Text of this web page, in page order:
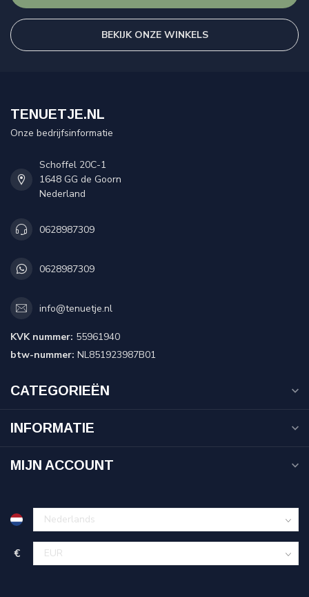
BEKIJK ONZE WINKELS
TENUETJE.NL
Onze bedrijfsinformatie
Schoffel 20C-1
1648 GG de Goorn
Nederland
0628987309
0628987309
info@tenuetje.nl
KVK nummer: 55961940
btw-nummer: NL851923987B01
CATEGORIEËN
INFORMATIE
MIJN ACCOUNT
€